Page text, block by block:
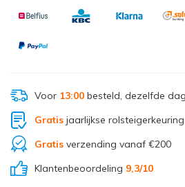
Voor 13:00besteld, dezelfde
Gratisjaarlijkse rolsteigerkeuring
Gratisverzending vanaf €200
Klantenbeoordeling 9,3/10